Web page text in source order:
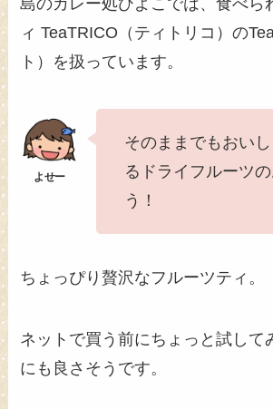
ィ TeaTRICO（ティトリコ）の
ト）を扱っています。
そのままでもおい
るドライフルーツ
う！
ちょっぴり贅沢なフルーツティ。
ネットで買う前にちょっと試して
にも良さそうです。